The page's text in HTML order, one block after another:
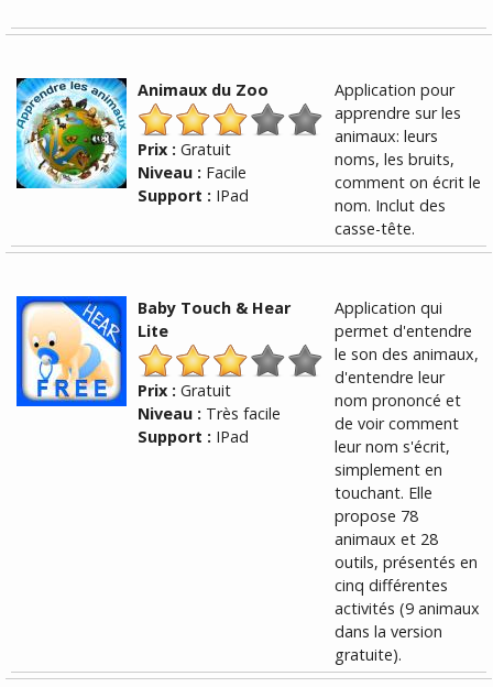
Animaux du Zoo
Prix : Gratuit
Niveau : Facile
Support : IPad
Application pour
apprendre sur les
animaux: leurs
noms, les bruits,
comment on écrit le
nom. Inclut des
casse-tête.
Baby Touch & Hear
Lite
Prix : Gratuit
Niveau : Très facile
Support : IPad
Application qui
permet d'entendre
le son des animaux,
d'entendre leur
nom prononcé et
de voir comment
leur nom s'écrit,
simplement en
touchant. Elle
propose 78
animaux et 28
outils, présentés en
cinq différentes
activités (9 animaux
dans la version
gratuite).